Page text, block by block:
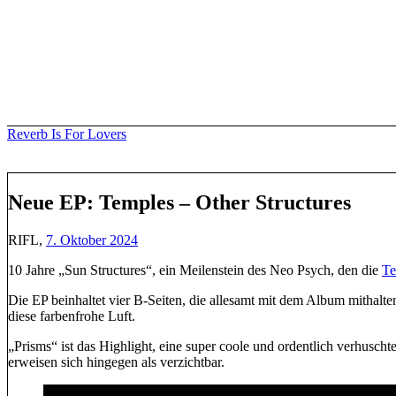
Reverb Is For Lovers
Neue EP: Temples – Other Structures
RIFL, 7. Oktober 2024
10 Jahre „Sun Structures“, ein Meilenstein des Neo Psych, den die
Die EP beinhaltet vier B-Seiten, die allesamt mit dem Album
diese farbenfrohe Luft.
„Prisms“ ist das Highlight, eine super coole und ordentlich
erweisen sich hingegen als verzichtbar.